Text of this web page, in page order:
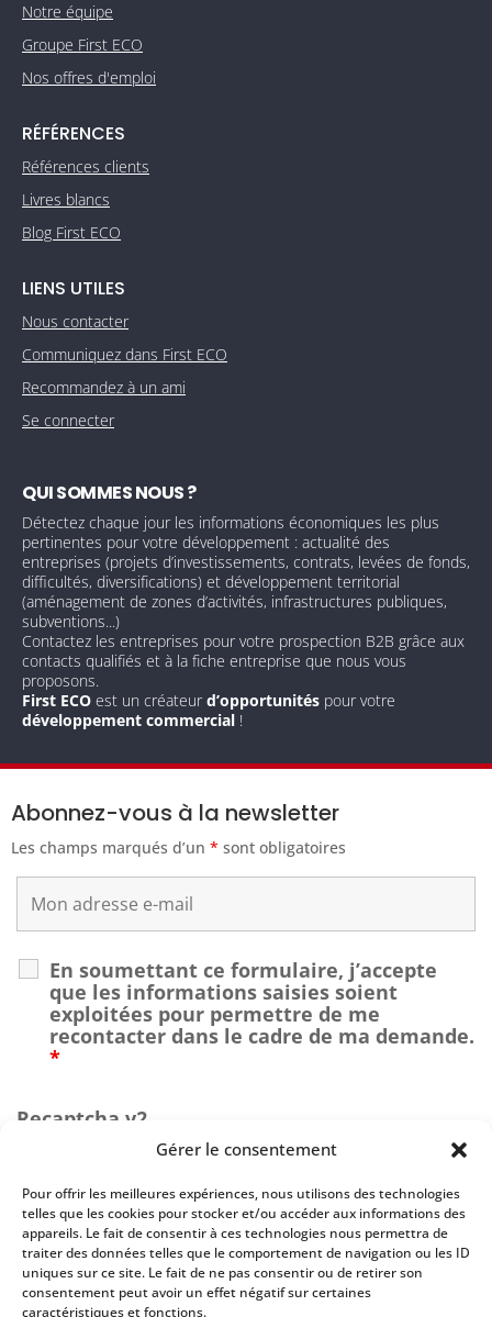
Gérer le consentement
Pour offrir les meilleures expériences, nous utilisons des technologies
telles que les cookies pour stocker et/ou accéder aux informations des
appareils. Le fait de consentir à ces technologies nous permettra de
traiter des données telles que le comportement de navigation ou les ID
uniques sur ce site. Le fait de ne pas consentir ou de retirer son
consentement peut avoir un effet négatif sur certaines
caractéristiques et fonctions.
Notre équipe
Groupe First ECO
Nos offres d'emploi
RÉFÉRENCES
Références clients
Livres blancs
Blog First ECO
LIENS UTILES
Nous contacter
Communiquez dans First ECO
Recommandez à un ami
Se connecter
QUI SOMMES NOUS ?
Détectez chaque jour les informations économiques les plus
pertinentes pour votre développement : actualité des
entreprises (projets d’investissements, contrats, levées de fonds,
difficultés, diversifications) et développement territorial
(aménagement de zones d’activités, infrastructures publiques,
subventions...)
Contactez les entreprises pour votre prospection B2B grâce aux
contacts qualifiés et à la fiche entreprise que nous vous
proposons.
First ECO est un créateurd’opportunités pour votre
développement commercial !
Abonnez-vous à la newsletter
Les champs marqués d’un * sont obligatoires
En soumettant ce formulaire, j’accepte
que les informations saisies soient
exploitées pour permettre de me
recontacter dans le cadre de ma demande.
*
Recaptcha v2